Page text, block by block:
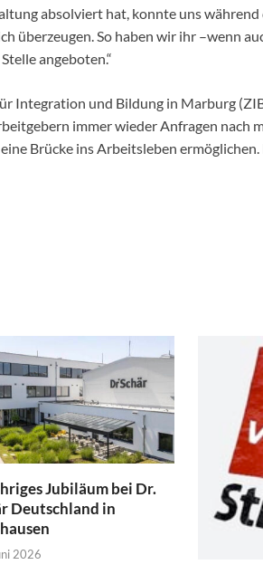
absolviert hat, konnte uns
überzeugen. So haben wir ihr –wenn
angeboten.“
Integration und Bildung in Marburg
immer wieder Anfragen nach
Brücke ins Arbeitsleben ermöglichen.
Jubiläum bei Dr.
Deutschland in
2026